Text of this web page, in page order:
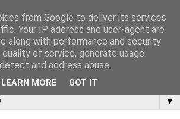
des Gymnasium am Deutenberg in
▼
from Google to deliver its services
Your IP address and user-agent are
along with performance and security
of service, generate usage
and address abuse.
LEARN MORE GOT IT